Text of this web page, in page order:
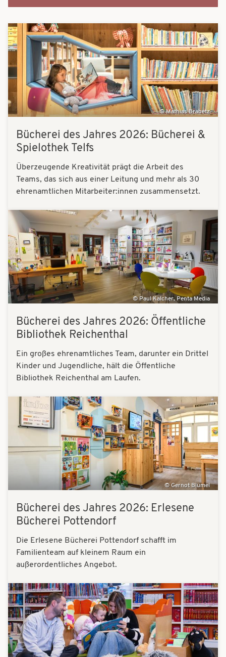
Bilder
Mathias Brabetz
Bücherei des Jahres 2026: Bücherei &
Spielothek Telfs
Überzeugende Kreativität prägt die Arbeit des
Teams, das sich aus einer Leitung und mehr als 30
ehrenamtlichen Mitarbeiter:innen zusammensetzt.
Bilder
Paul Kalcher, Penta Media
Bücherei des Jahres 2026: Öffentliche
Bibliothek Reichenthal
Ein großes ehrenamtliches Team, darunter ein Drittel
Kinder und Jugendliche, hält die Öffentliche
Bibliothek Reichenthal am Laufen.
Bilder
Gernot Blümel
Bücherei des Jahres 2026: Erlesene
Bücherei Pottendorf
Die Erlesene Bücherei Pottendorf schafft im
Familienteam auf kleinem Raum ein
außerordentliches Angebot.
Bilder